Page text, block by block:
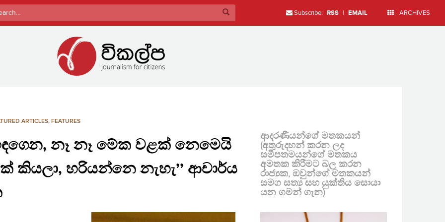
Subscribe: RSS | EMAIL ARCHIVES
ARTICLES, FEATURES
නෑ නෑ මේක වළක් නෙමෙයි
කියලා, හරියන්නෙ නැහැ’’ ආචාර්ය
ආදරණීයන්ගේ මතකයන්
(අතුරුදහන් කරන ලද
සමීපතමයන්ගේ මතකය
අමතක කිරීමට බල කරන
රාජ්‍යක, ඔවුන්ගේ මතකයන්
සමග සත්‍ය සහ යුක්තිය සොයා
යන ගමන් ගැන)